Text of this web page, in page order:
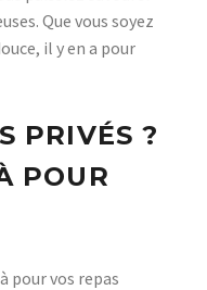
Que vous soyez
il y en a pour
PRIVÉS ?
POUR
pour vos repas